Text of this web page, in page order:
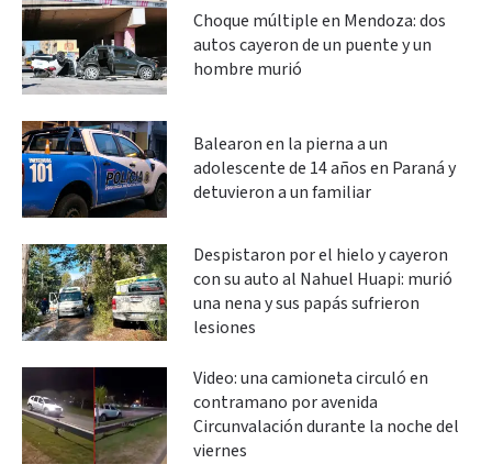
Choque múltiple en Mendoza: dos
autos cayeron de un puente y un
hombre murió
Balearon en la pierna a un
adolescente de 14 años en Paraná y
detuvieron a un familiar
Despistaron por el hielo y cayeron
con su auto al Nahuel Huapi: murió
una nena y sus papás sufrieron
lesiones
Video: una camioneta circuló en
contramano por avenida
Circunvalación durante la noche del
viernes